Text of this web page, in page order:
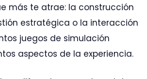
más te atrae: la construcción
estratégica o la interacción
juegos de simulación
aspectos de la experiencia.